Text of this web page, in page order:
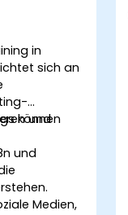
in
sich an
und
können
und
Medien,